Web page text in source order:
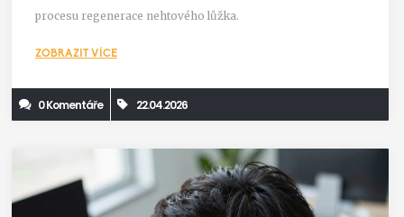
procesu regenerace nehtového lůžka.
ZOBRAZIT VÍCE
0 Komentáře 22.04.2026